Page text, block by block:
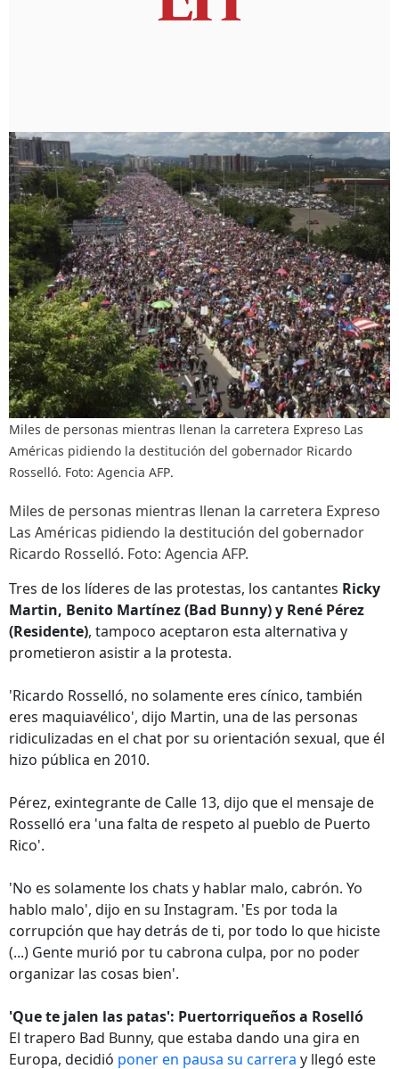
Miles de personas mientras llenan la carretera Expreso Las
Américas pidiendo la destitución del gobernador Ricardo
Rosselló. Foto: Agencia AFP.
Miles de personas mientras llenan la carretera Expreso
Las Américas pidiendo la destitución del gobernador
Ricardo Rosselló. Foto: Agencia AFP.
Tres de los líderes de las protestas, los cantantes Ricky
Martin, Benito Martínez (Bad Bunny) y René Pérez
(Residente), tampoco aceptaron esta alternativa y
prometieron asistir a la protesta.
'Ricardo Rosselló, no solamente eres cínico, también
eres maquiavélico', dijo Martin, una de las personas
ridiculizadas en el chat por su orientación sexual, que él
hizo pública en 2010.
Pérez, exintegrante de Calle 13, dijo que el mensaje de
Rosselló era 'una falta de respeto al pueblo de Puerto
Rico'.
'No es solamente los chats y hablar malo, cabrón. Yo
hablo malo', dijo en su Instagram. 'Es por toda la
corrupción que hay detrás de ti, por todo lo que hiciste
(...) Gente murió por tu cabrona culpa, por no poder
organizar las cosas bien'.
'Que te jalen las patas': Puertorriqueños a Roselló
El trapero Bad Bunny, que estaba dando una gira en
Europa, decidió poner en pausa su carrera y llegó este